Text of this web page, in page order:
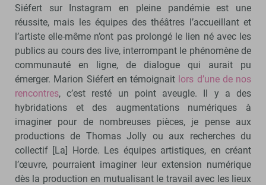
Siéfert sur Instagram en pleine pandémie est une
réussite, mais les équipes des théâtres l’accueillant et
l’artiste elle-même n’ont pas prolongé le lien né avec les
publics au cours des live, interrompant le phénomène de
communauté en ligne, de dialogue qui aurait pu
émerger. Marion Siéfert en témoignait lors d’une de nos
rencontres, c’est resté un point aveugle. Il y a des
hybridations et des augmentations numériques à
imaginer pour de nombreuses pièces, je pense aux
productions de Thomas Jolly ou aux recherches du
collectif [La] Horde. Les équipes artistiques, en créant
l’œuvre, pourraient imaginer leur extension numérique
dès la production en mutualisant le travail avec les lieux